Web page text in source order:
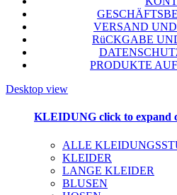
VERSAND
RüCKGABE
PRODUKTE
Desktop view
KLEIDUNG click to expand
ALLE
KLEIDER
LANGE KLEIDER
BLUSEN